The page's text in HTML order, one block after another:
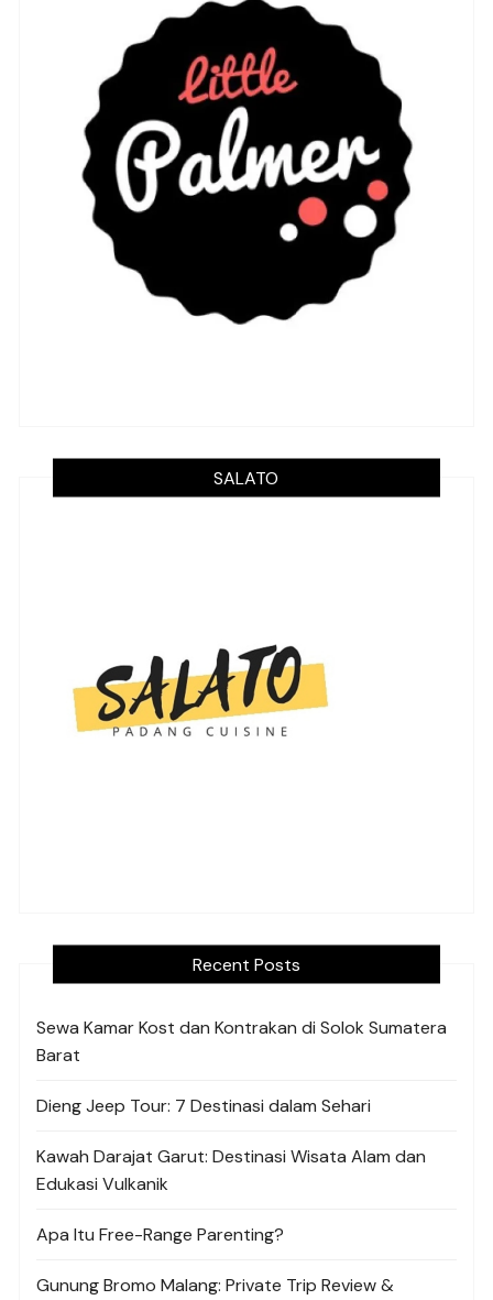
SALATO
Recent Posts
Sewa Kamar Kost dan Kontrakan di Solok Sumatera
Barat
Dieng Jeep Tour: 7 Destinasi dalam Sehari
Kawah Darajat Garut: Destinasi Wisata Alam dan
Edukasi Vulkanik
Apa Itu Free-Range Parenting?
Gunung Bromo Malang: Private Trip Review &